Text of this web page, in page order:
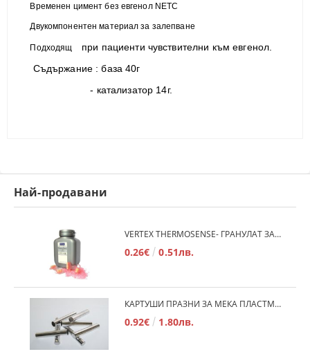
Временен цимент без евгенол NETC
Двукомпонентен материал за залепване
Подходящ
при пациенти чувствителни към евгенол.
Съдържание : база 40г
- катализатор 14г.
Най-продавани
VERTEX THERMOSENSE- ГРАНУЛАТ ЗА МЕКИ ПРОТЕЗИ
0.26€ 0.51лв.
КАРТУШИ ПРАЗНИ ЗА МЕКА ПЛАСТМАСА
0.92€ 1.80лв.